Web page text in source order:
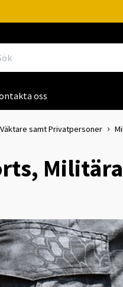
oss
samt Privatpersoner